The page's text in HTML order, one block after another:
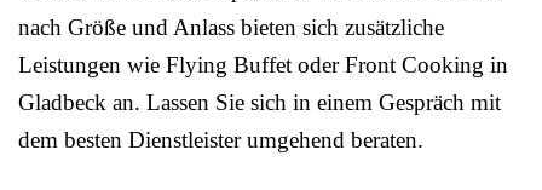
nach Größe und Anlass bieten sich zusätzliche
Leistungen wie Flying Buffet oder Front Cooking in
Gladbeck an. Lassen Sie sich in einem Gespräch mit
dem besten Dienstleister umgehend beraten.